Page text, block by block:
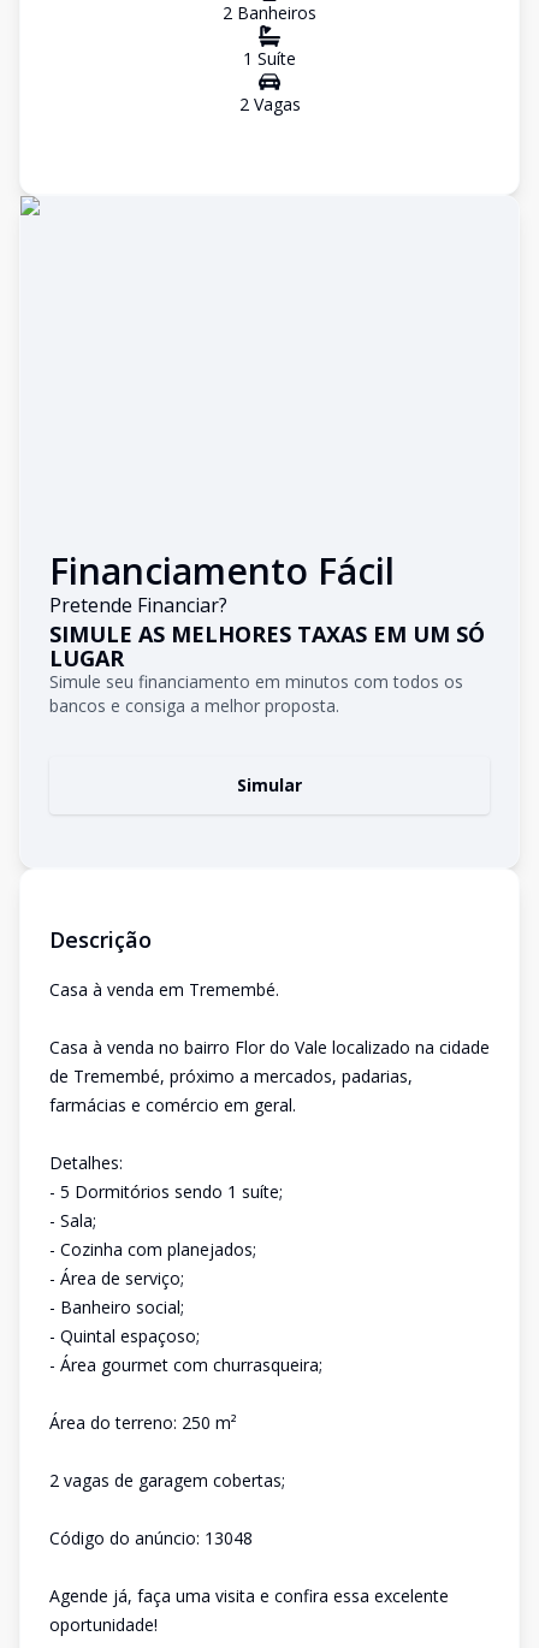
2 Banheiros
1 Suíte
2Vagas
Financiamento Fácil
Pretende Financiar?
SIMULE AS MELHORES TAXAS EM UM SÓ
LUGAR
Simule seu financiamento em minutos com todos os
bancos e consiga a melhor proposta.
Simular
Descrição
Casa à venda em Tremembé.
Casa à venda no bairro Flor do Vale localizado na cidade
de Tremembé, próximo a mercados, padarias,
farmácias e comércio em geral.
Detalhes:
- 5 Dormitórios sendo 1 suíte;
- Sala;
- Cozinha com planejados;
- Área de serviço;
- Banheiro social;
- Quintal espaçoso;
- Área gourmet com churrasqueira;
Área do terreno: 250 m²
2 vagas de garagem cobertas;
Código do anúncio: 13048
Agende já, faça uma visita e confira essa excelente
oportunidade!